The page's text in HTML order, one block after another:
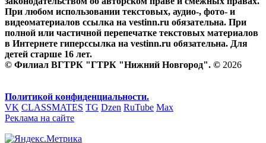
При любом использовании текстовых, аудио-, фото- и
видеоматериалов ссылка на vestinn.ru обязательна. При
полной или частичной перепечатке текстовых материалов
в Интернете гиперссылка на vestinn.ru обязательна. Для
детей старше 16 лет.
© Филиал ВГТРК "ГТРК "Нижний Новгород". © 2026
Политикой конфиденциальности.
VK CLASSMATES TG Dzen RuTube Max
Реклама на сайте